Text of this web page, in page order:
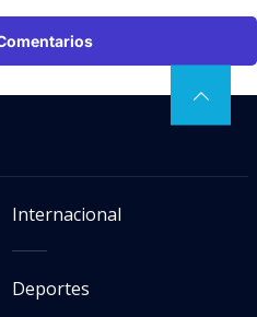
Internacional
Deportes